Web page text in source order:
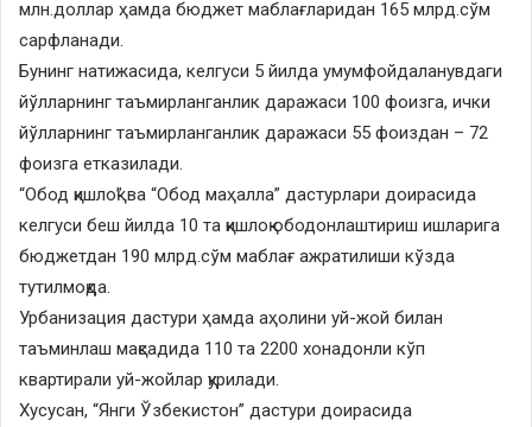
млн.доллар ҳамда бюджет маблағларидан 165 млрд.сўм
сарфланади.
Бунинг натижасида, келгуси 5 йилда умумфойдаланувдаги
йўлларнинг таъмирланганлик даражаси 100 фоизга, ички
йўлларнинг таъмирланганлик даражаси 55 фоиздан – 72
фоизга етказилади.
“Обод қишлоқ” ва “Обод маҳалла” дастурлари доирасида
келгуси беш йилда 10 та қишлоқ ободонлаштириш ишларига
бюджетдан 190 млрд.сўм маблағ ажратилиши кўзда
тутилмоқда.
Урбанизация дастури ҳамда аҳолини уй-жой билан
таъминлаш мақсадида 110 та 2200 хонадонли кўп
квартирали уй-жойлар қурилади.
Хусусан, “Янги Ўзбекистон” дастури доирасида